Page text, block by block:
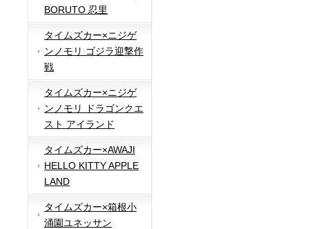
BORUTO 忍里
タイムズカー×ニジゲ
ンノモリ ゴジラ迎撃作
戦
タイムズカー×ニジゲ
ンノモリ ドラゴンクエ
スト アイランド
タイムズカー×AWAJI
HELLO KITTY APPLE
LAND
タイムズカー×箱根小
涌園ユネッサン